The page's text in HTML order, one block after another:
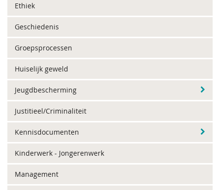
Ethiek
Geschiedenis
Groepsprocessen
Huiselijk geweld
Jeugdbescherming
Justitieel/Criminaliteit
Kennisdocumenten
Kinderwerk - Jongerenwerk
Management